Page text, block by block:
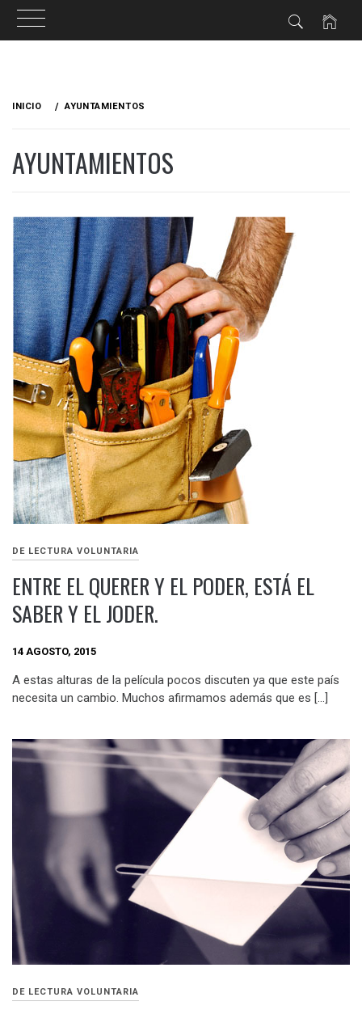
INICIO AYUNTAMIENTOS
AYUNTAMIENTOS
DE LECTURA VOLUNTARIA
ENTRE EL QUERER Y EL PODER, ESTÁ EL
SABER Y EL JODER.
14 AGOSTO, 2015
A estas alturas de la película pocos discuten ya que este país
necesita un cambio. Muchos afirmamos además que es […]
DE LECTURA VOLUNTARIA